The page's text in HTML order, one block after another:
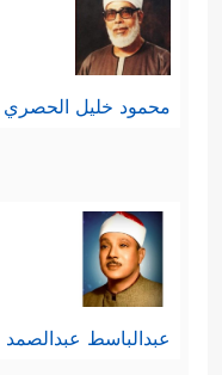
محمود خليل الحصري
عبدالباسط عبدالصمد